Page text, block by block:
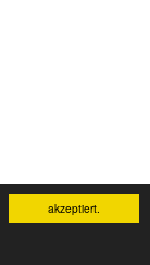
akzeptiert.